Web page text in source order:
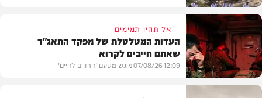
וידאו
אל תהיו תמימים
העדות המטלטלת של מפקד התאג"ד
שאתם חייבים לקרוא
12:09
07/08/26מוגש מטעם 'חרדים לחיים'